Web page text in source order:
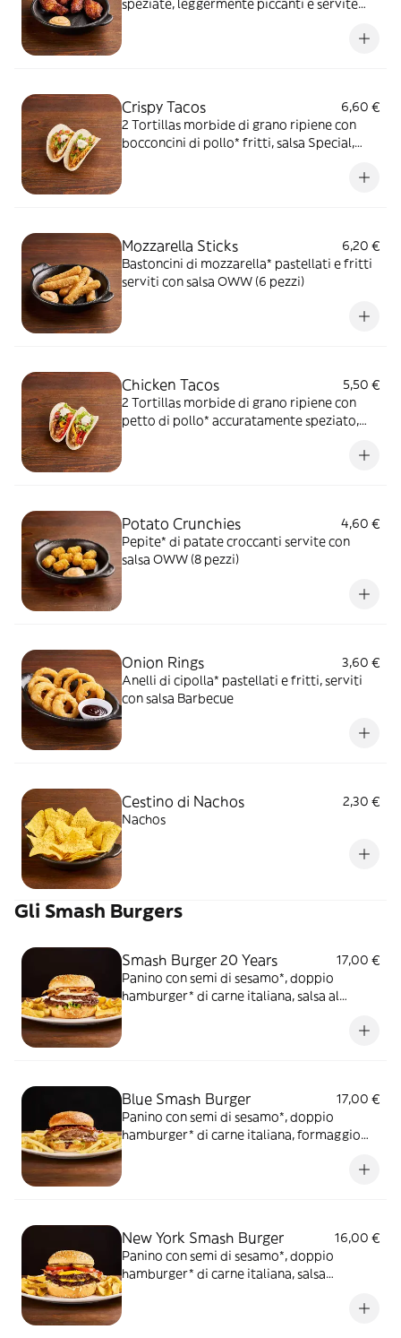
speziate, leggermente piccanti e servite
Crispy Tacos
6,60 €
2 Tortillas morbide di grano ripiene con
bocconcini di pollo* fritti, salsa Special,
Mozzarella Sticks
6,20 €
Bastoncini di mozzarella* pastellati e fritti
serviti con salsa OWW (6 pezzi)
Chicken Tacos
5,50 €
2 Tortillas morbide di grano ripiene con
petto di pollo* accuratamente speziato,
Potato Crunchies
4,60 €
Pepite* di patate croccanti servite con
salsa OWW (8 pezzi)
Onion Rings
3,60 €
Anelli di cipolla* pastellati e fritti, serviti
con salsa Barbecue
Cestino di Nachos
2,30 €
Nachos
Gli Smash Burgers
Smash Burger 20 Years
17,00 €
Panino con semi di sesamo*, doppio
hamburger* di carne italiana, salsa al
nostrano, insalata iceberg, salsa maionese
Blue Smash Burger
17,00 €
Panino con semi di sesamo*, doppio
hamburger* di carne italiana, formaggio
insalata iceberg, servito con patate* Fries e
New York Smash Burger
16,00 €
Panino con semi di sesamo*, doppio
hamburger* di carne italiana, salsa
insalata iceberg e cetriolini, accompagnato